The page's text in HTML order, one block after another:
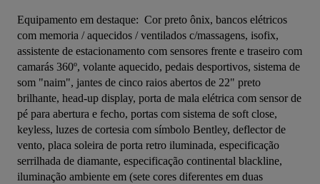
Equipamento em destaque:  Cor preto ônix, bancos elétricos
com memoria / aquecidos / ventilados c/massagens, isofix,
assistente de estacionamento com sensores frente e traseiro com
camarás 360º, volante aquecido, pedais desportivos, sistema de
som "naim", jantes de cinco raios abertos de 22" preto
brilhante, head-up display, porta de mala elétrica com sensor de
pé para abertura e fecho, portas com sistema de soft close,
keyless, luzes de cortesia com símbolo Bentley, deflector de
vento, placa soleira de porta retro iluminada, especificação
serrilhada de diamante, especificação continental blackline,
iluminação ambiente em (sete cores diferentes em duas